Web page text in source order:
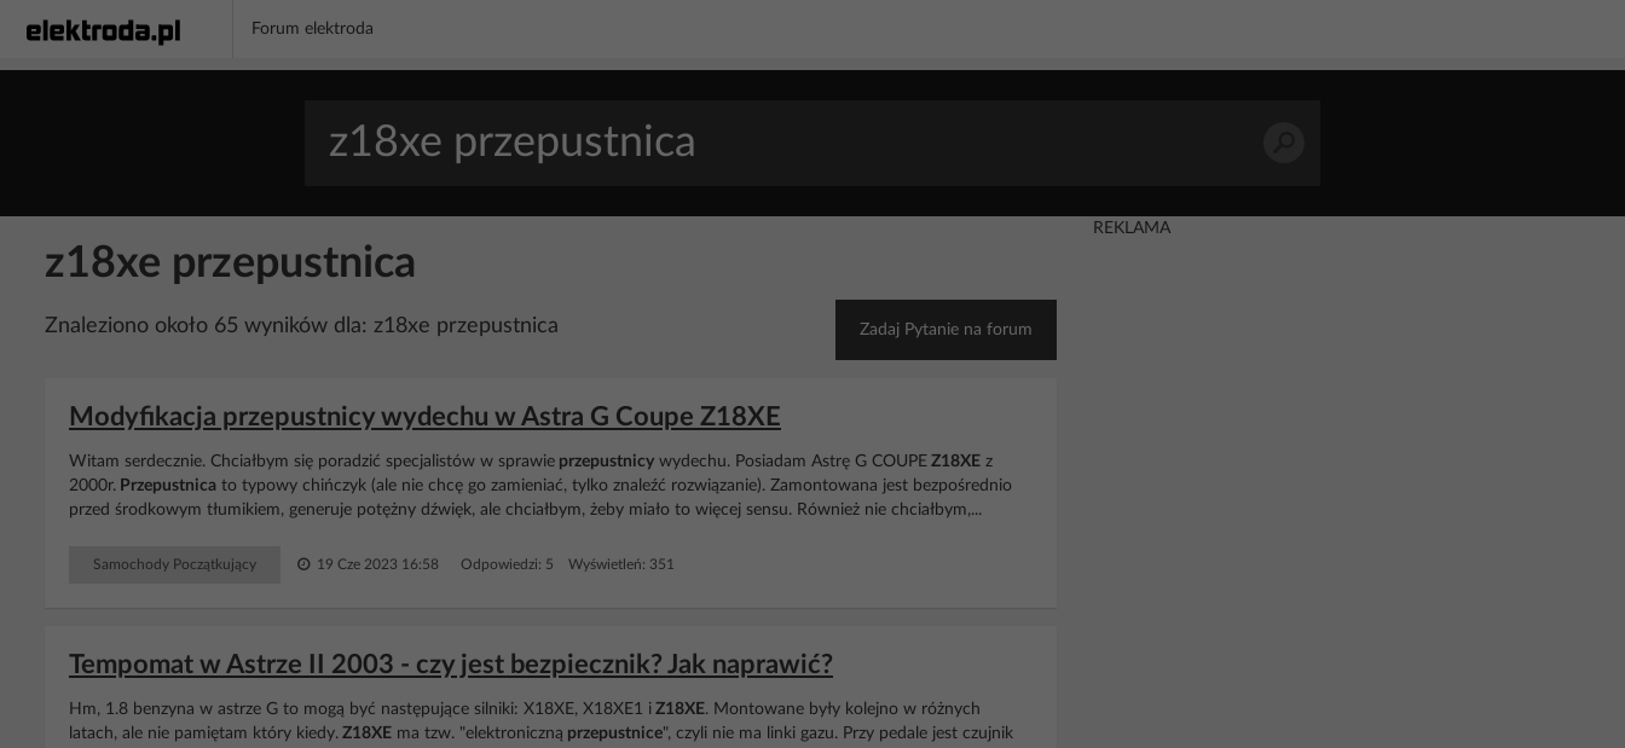
Forum elektroda
z18xe przepustnica
Znaleziono około 65 wyników dla: z18xe przepustnica Zadaj Pytanie na forum
Modyfikacja przepustnicy wydechu w Astra G Coupe Z18XE
Witam serdecznie. Chciałbym się poradzić specjalistów w sprawie przepustnicy wydechu. Posiadam Astrę G COUPE Z18XE z
2000r. Przepustnica to typowy chińczyk (ale nie chcę go zamieniać, tylko znaleźć rozwiązanie). Zamontowana jest bezpośrednio
przed środkowym tłumikiem, generuje potężny dźwięk, ale chciałbym, żeby miało to więcej sensu. Również nie chciałbym,...
Samochody Początkujący 19 Cze 2023 16:58 Odpowiedzi: 5 Wyświetleń: 351
Tempomat w Astrze II 2003 - czy jest bezpiecznik? Jak naprawić?
Hm, 1.8 benzyna w astrze G to mogą być następujące silniki: X18XE, X18XE1 i Z18XE. Montowane były kolejno w różnych
latach, ale nie pamiętam który kiedy. Z18XE ma tzw. "elektroniczną przepustnice", czyli nie ma linki gazu. Przy pedale jest czujnik
REKLAMA